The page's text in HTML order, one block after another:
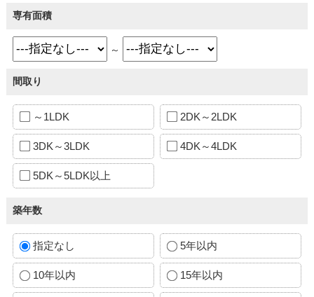
専有面積
～
間取り
～1LDK 2DK～2LDK
3DK～3LDK 4DK～4LDK
5DK～5LDK以上
築年数
指定なし 5年以内
10年以内 15年以内